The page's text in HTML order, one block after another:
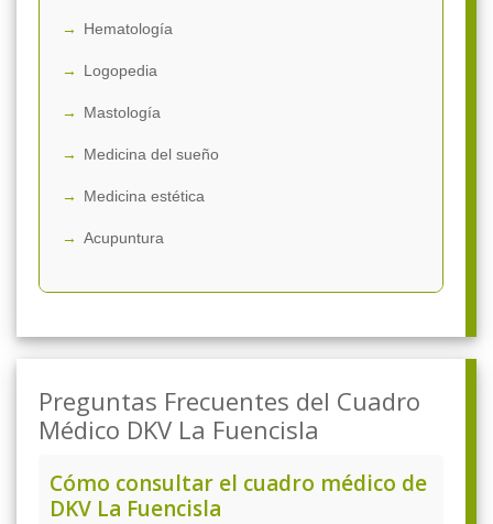
Hematología
Logopedia
Mastología
Medicina del sueño
Medicina estética
Acupuntura
Preguntas Frecuentes del Cuadro
Médico DKV La Fuencisla
Cómo consultar el cuadro médico de
DKV La Fuencisla